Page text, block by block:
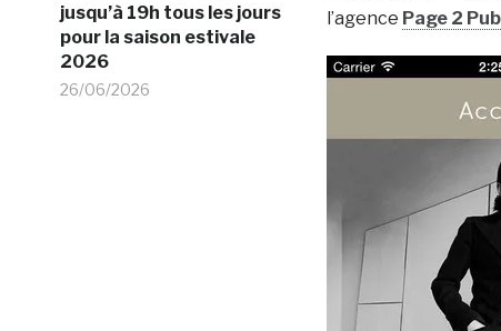
jusqu’à 19h tous les jours
pour la saison estivale
2026
26/06/2026
l’agence Page 2 Pub